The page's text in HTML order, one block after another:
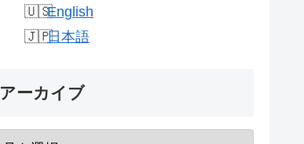
English
日本語
アーカイブ